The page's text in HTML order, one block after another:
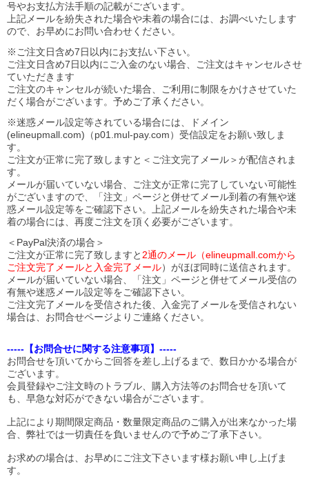
号やお支払方法手順の記載がございます。
上記メールを紛失された場合や未着の場合には、お調べいたします
ので、お早めにお問い合わせください。
※ご注文日含め7日以内にお支払い下さい。
ご注文日含め7日以内にご入金のない場合、ご注文はキャンセルさせ
ていただきます
ご注文のキャンセルが続いた場合、ご利用に制限をかけさせていた
だく場合がございます。予めご了承ください。
※迷惑メール設定等されている場合には、ドメイン
(elineupmall.com)（p01.mul-pay.com）受信設定をお願い致しま
す。
ご注文が正常に完了致しますと＜ご注文完了メール＞が配信されま
す。
メールが届いていない場合、ご注文が正常に完了していない可能性
がございますので、「注文」ページと併せてメール到着の有無や迷
惑メール設定等をご確認下さい。
上記メールを紛失された場合や未
着の場合には、再度ご注文を頂く必要がございます。
＜PayPal決済の場合＞
ご注文が正常に完了致しますと 2通のメール（elineupmall.comから
ご注文完了メールと入金完了メール）がほぼ同時に送信されます。
メールが届いていない場合、「注文」ページと併せてメール受信の
有無や迷惑メール設定等をご確認下さい。
ご注文完了メールを受信された後、入金完了メールを受信されない
場合は、お問合せページよりご連絡ください。
-----【お問合せに関する注意事項】-----
お問合せを頂いてからご回答を差し上げるまで、数日かかる場合が
ございます。
会員登録やご注文時のトラブル、購入方法等のお問合せを頂いて
も、早急な対応ができない場合がございます。
上記により期間限定商品・数量限定商品のご購入が出来なかった場
合、弊社では一切責任を負いませんので予めご了承下さい。
お求めの場合は、お早めにご注文下さいます様お願い申し上げま
す。